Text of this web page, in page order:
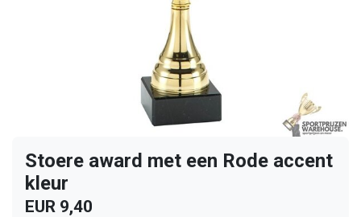
Stoere award met een Rode accent
kleur
EUR 9,40